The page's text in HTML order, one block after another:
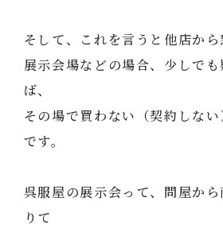
そして、これを言うと他店から
展示会場などの場合、少しで
ば、
その場で買わない（契約しな
です。
呉服屋の展示会って、問屋か
りて